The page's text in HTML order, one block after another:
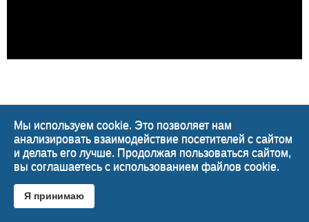
Мы используем cookie. Это позволяет нам
анализировать взаимодействие посетителей с сайтом
и делать его лучше. Продолжая пользоваться сайтом,
вы соглашаетесь с использованием файлов cookie.
Я принимаю